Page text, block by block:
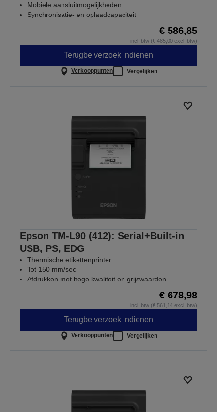
Mobiele aansluitmogelijkheden
Synchronisatie- en oplaadcapaciteit
€ 586,85
incl. btw (€ 485,00 excl. btw)
Terugbelverzoek indienen
Verkooppunten Vergelijken
Epson TM-L90 (412): Serial+Built-in
USB, PS, EDG
Thermische etikettenprinter
Tot 150 mm/sec
Afdrukken met hoge kwaliteit en grijswaarden
€ 678,98
incl. btw (€ 561,14 excl. btw)
Terugbelverzoek indienen
Verkooppunten Vergelijken